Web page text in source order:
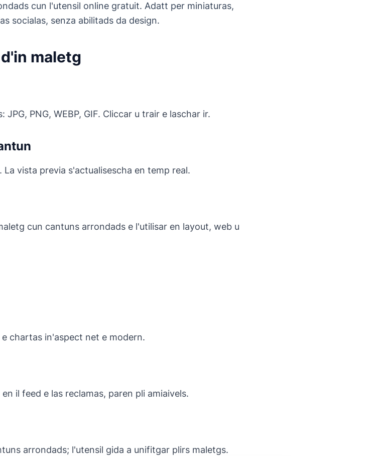
cun l'utensil online gratuit. Adatt per miniaturas,
socialas, senza abilitads da design.
maletg
PNG, WEBP, GIF. Cliccar u trair e laschar ir.
vista previa s'actualisescha en temp real.
cun cantuns arrondads e l'utilisar en layout, web u
chartas in'aspect net e modern.
il feed e las reclamas, paren pli amiaivels.
arrondads; l'utensil gida a unifitgar plirs maletgs.